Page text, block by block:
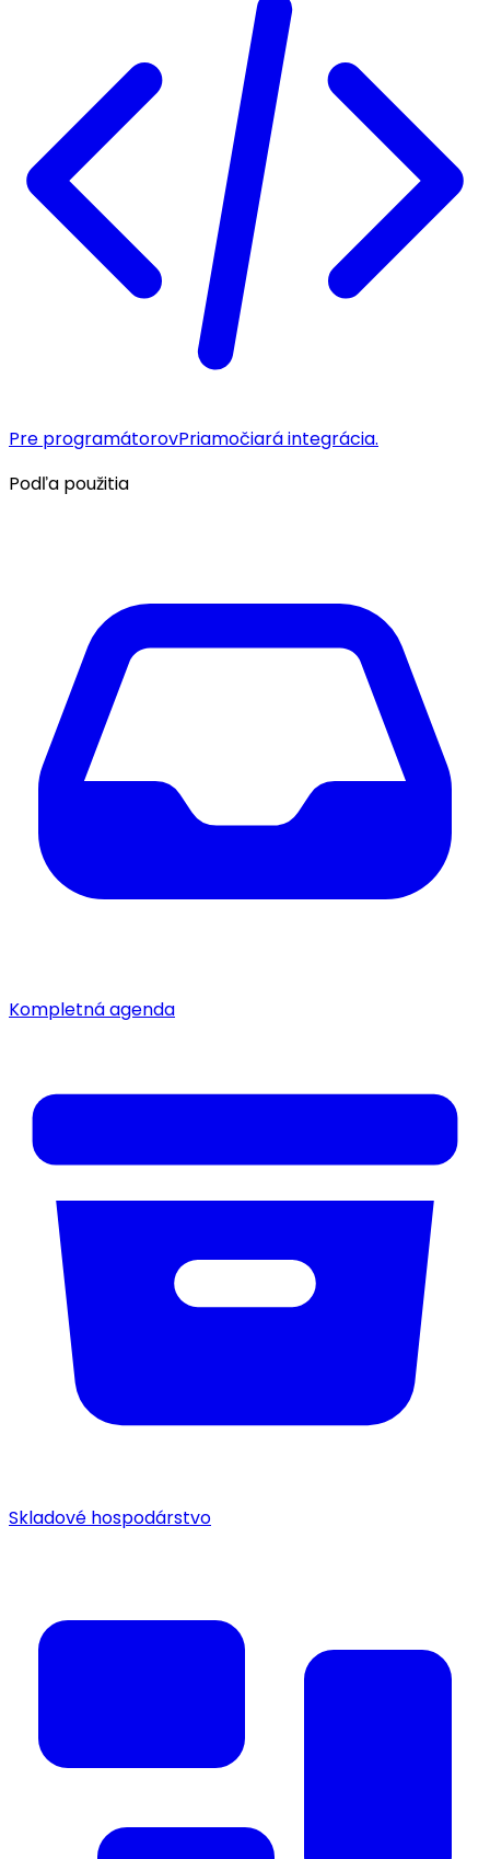
Pre programátorovPriamočiará integrácia.
Podľa použitia
Kompletná agenda
Skladové hospodárstvo